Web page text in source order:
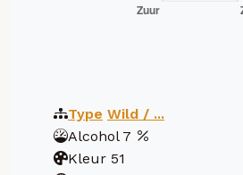
Type Wild / ...
Alcohol 7
Kleur 51